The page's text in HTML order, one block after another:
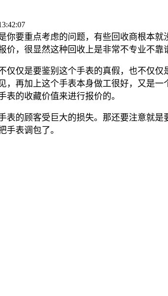
你要重点考虑的问题，有些回收商根本
，很显然这种回收上是非常不专业不靠
仅是要鉴别这个手表的真假，也不仅
再加上这个手表本身做工很好，又是
的收藏价值来进行报价的。
的顾客受巨大的损失。那还要注意就
手表调包了。